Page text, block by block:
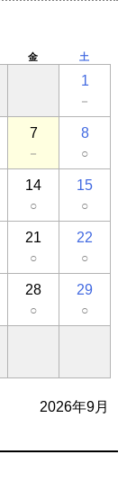
金 土
1
－
7
－
8
○
14
○
15
○
21
○
22
○
28
○
29
○
2026年9月